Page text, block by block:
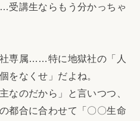
講生ならもう分かっちゃ
専属……特に地獄社の「人
をなくせ」だよね。
のだから」と言いつつ、
都合に合わせて「〇〇生命